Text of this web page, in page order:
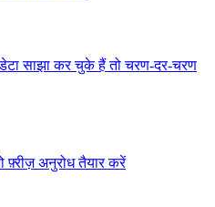
साझा कर चुके हैं तो चरण-दर-चरण
फ़्रीज़ अनुरोध तैयार करें